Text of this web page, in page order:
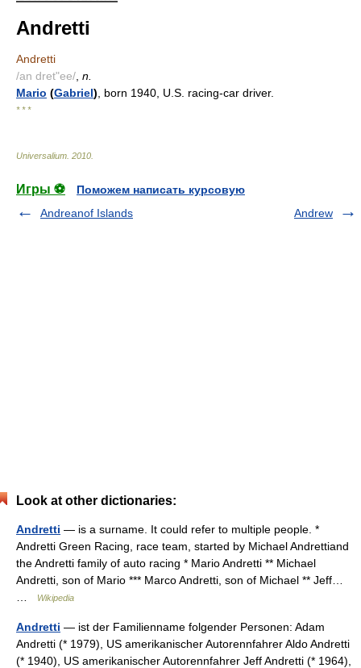
Andretti
Andretti
/an dret"ee/ n.
Mario (Gabriel) , born 1940, U.S. racing-car driver.
* * *
Universalium 2010
Игры ⚽
Поможем написать курсовую
Andreanof Islands
Andrew
Look at other dictionaries:
Andretti — is a surname. It could refer to multiple people. *
Andretti Green Racing, race team, started by Michael Andrettiand
the Andretti family of auto racing * Mario Andretti ** Michael
Andretti, son of Mario *** Marco Andretti, son of Michael ** Jeff…
Wikipedia
Andretti — ist der Familienname folgender Personen: Adam
Andretti (* 1979), US amerikanischer Autorennfahrer Aldo Andretti
(* 1940), US amerikanischer Autorennfahrer Jeff Andretti (* 1964),